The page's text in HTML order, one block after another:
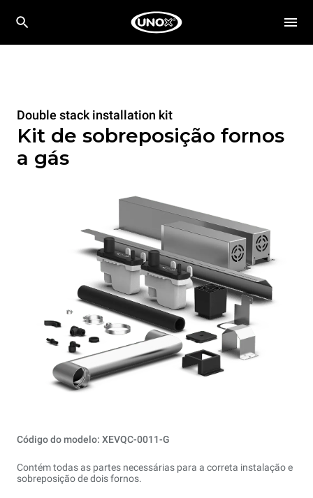
Double stack installation kit
Kit de sobreposição fornos
a gás
Código do modelo: XEVQC-0011-G
Contém todas as partes necessárias para a correta instalação e
sobreposição de dois fornos.